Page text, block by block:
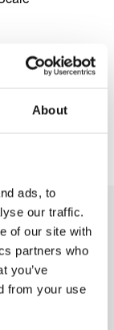
About
ads, to
our traffic.
of our site with
partners who
you’ve
from your use